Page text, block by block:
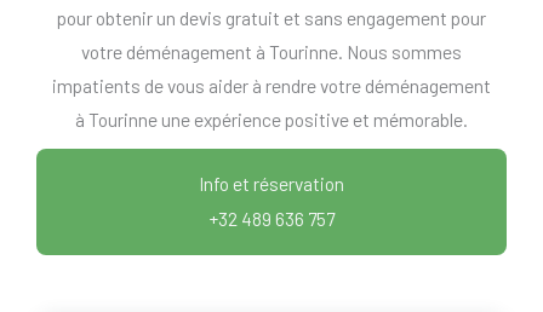
pour obtenir un devis gratuit et sans engagement pour
votre déménagement à Tourinne. Nous sommes
impatients de vous aider à rendre votre déménagement
à Tourinne une expérience positive et mémorable.
Info et réservation
+32 489 636 757